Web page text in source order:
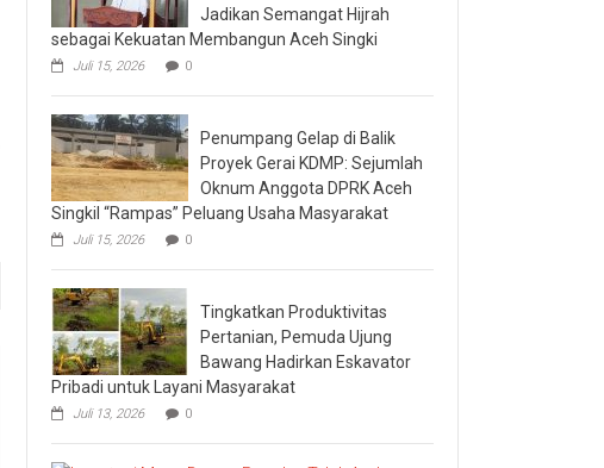
Jadikan Semangat Hijrah
sebagai Kekuatan Membangun Aceh Singki
Juli 15, 2026 0
Penumpang Gelap di Balik
Proyek Gerai KDMP: Sejumlah
Oknum Anggota DPRK Aceh
Singkil “Rampas” Peluang Usaha Masyarakat
Juli 15, 2026 0
Tingkatkan Produktivitas
Pertanian, Pemuda Ujung
Bawang Hadirkan Eskavator
Pribadi untuk Layani Masyarakat
Juli 13, 2026 0